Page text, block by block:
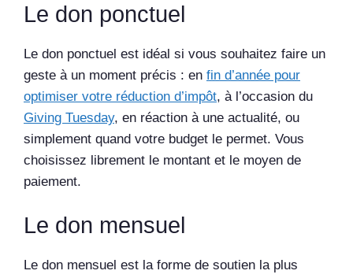
Le don ponctuel
Le don ponctuel est idéal si vous souhaitez faire un
geste à un moment précis : en fin d’année pour
optimiser votre réduction d’impôt, à l’occasion du
Giving Tuesday, en réaction à une actualité, ou
simplement quand votre budget le permet. Vous
choisissez librement le montant et le moyen de
paiement.
Le don mensuel
Le don mensuel est la forme de soutien la plus